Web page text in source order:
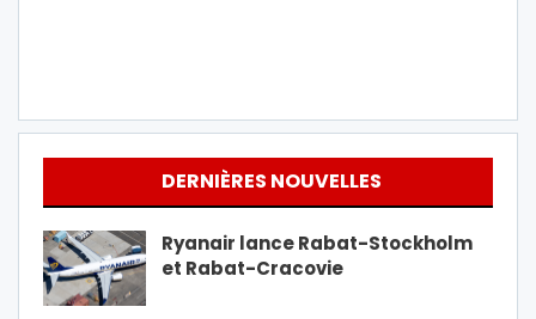
DERNIÈRES NOUVELLES
Ryanair lance Rabat-Stockholm
et Rabat-Cracovie